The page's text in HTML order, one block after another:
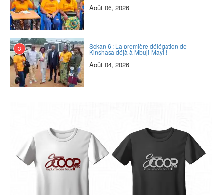
Août 06, 2026
3 Sckan 6 : ‎La première délégation de
Kinshasa déjà à Mbuji-Mayi !
Août 04, 2026